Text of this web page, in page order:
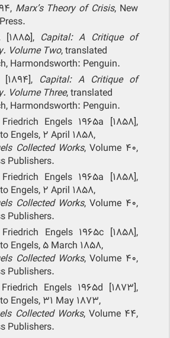
Marx’s Theory of Crisis, New
[1885], Capital: A Critique of
Volume Two, translated
Harmondsworth: Penguin.
Capital: A Critique of
Volume Three, translated
Harmondsworth: Penguin.
Engels 1965a [1858],
Engels, 2 April 1858,
Collected Works, Volume 40,
Publishers.
Engels 1965a [1858],
Engels, 2 April 1858,
Collected Works, Volume 40,
Publishers.
Engels 1965c [1858],
Engels, 5 March 1858,
Collected Works, Volume 40,
Publishers.
Engels 1965d [1873],
Engels, 31 May 1873,
Collected Works, Volume 44,
Publishers.